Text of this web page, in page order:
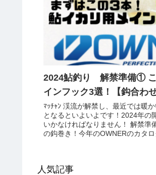
2024鮎釣り 解禁準備① こ
インフック3選！【鈎合わせ
ﾏｯﾁｬﾝ 渓流が解禁し、最近では暖
となるといよいよです！2024年の
いかなければなりません！ 解禁準
の鈎巻き！今年のOWNERのカタ
人気記事